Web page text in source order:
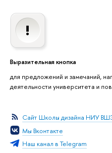
Выразительная кнопка
для предложений и замечаний,
деятельности университета и
Сайт Школы дизайна НИУ
Мы Вконтакте
Наш канал в Telegram